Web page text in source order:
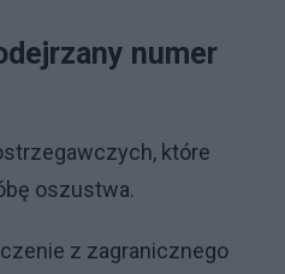
numer
które
oszustwa.
z zagranicznego